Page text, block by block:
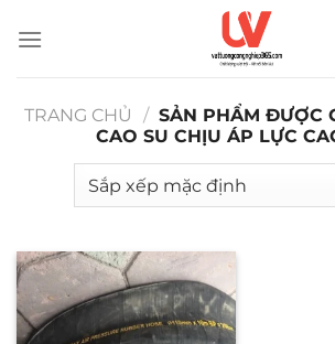
qua
TRANG CHỦ
/ SẢN PHẨM ĐƯỢC
CAO SU CHỊU ÁP LỰC